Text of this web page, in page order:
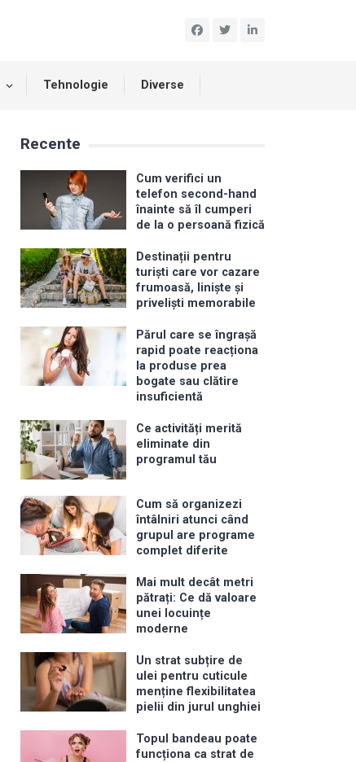
Tehnologie Diverse
Recente
Cum verifici un
telefon second-hand
înainte să îl cumperi
de la o persoană fizică
Destinații pentru
turiști care vor cazare
frumoasă, liniște și
priveliști memorabile
Părul care se îngrașă
rapid poate reacționa
la produse prea
bogate sau clătire
insuficientă
Ce activități merită
eliminate din
programul tău
Cum să organizezi
întâlniri atunci când
grupul are programe
complet diferite
Mai mult decât metri
pătrați: Ce dă valoare
unei locuințe
moderne
Un strat subțire de
ulei pentru cuticule
menține flexibilitatea
pielii din jurul unghiei
Topul bandeau poate
funcționa ca strat de